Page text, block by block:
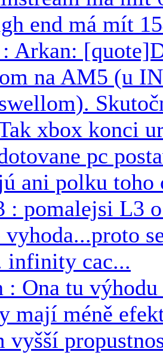
end má mít
Arkan:
na AM5 (u
xbox konci
pc
ani polku toho
: pomalejsi L3
infinity cac...
: Ona tu
mají méně
vyšší